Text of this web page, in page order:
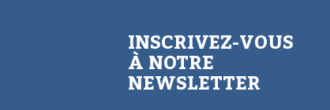
INSCRIVEZ-VOUS
À NOTRE
NEWSLETTER